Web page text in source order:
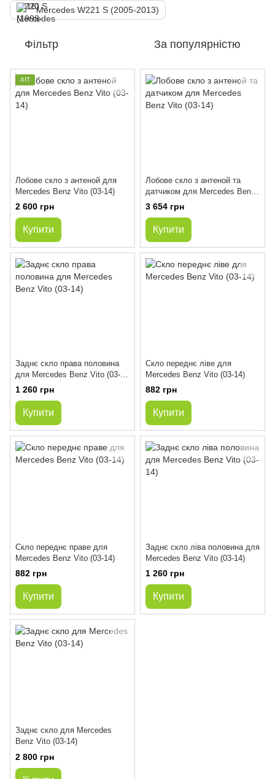
Mercedes W221 S (2005-2013)
Фільтр За популярністю
ХІТ
Лобове скло з антеной для
Mercedes Benz Vito (03-14)
2 600 грн
Купити
Лобове скло з антеной та
датчиком для Mercedes Benz
Vito (03-14)
3 654 грн
Купити
Заднє скло права половина
для Mercedes Benz Vito (03-
14)
1 260 грн
Купити
Скло переднє ліве для
Mercedes Benz Vito (03-14)
882 грн
Купити
Скло переднє праве для
Mercedes Benz Vito (03-14)
882 грн
Купити
Заднє скло ліва половина для
Mercedes Benz Vito (03-14)
1 260 грн
Купити
Заднє скло для Mercedes
Benz Vito (03-14)
2 800 грн